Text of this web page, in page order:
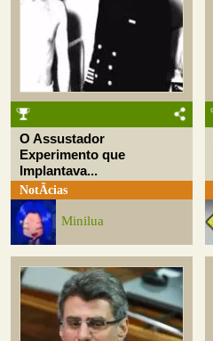
O Assustador
Experimento que
Implantava...
NotÃ­cias
Minilua